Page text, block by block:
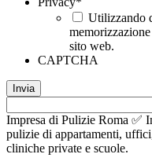
Utilizzando
sito web.
CAPTCHA
Impresa di Pulizie Roma ✅
pulizie di appartamenti,
cliniche private e scuole.